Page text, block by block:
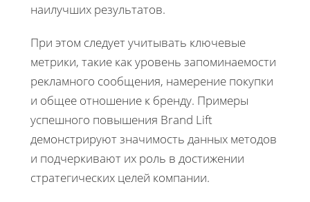
наилучших результатов.
При этом следует учитывать ключевые
метрики, такие как уровень запоминаемости
рекламного сообщения, намерение покупки
и общее отношение к бренду. Примеры
успешного повышения Brand Lift
демонстрируют значимость данных методов
и подчеркивают их роль в достижении
стратегических целей компании.